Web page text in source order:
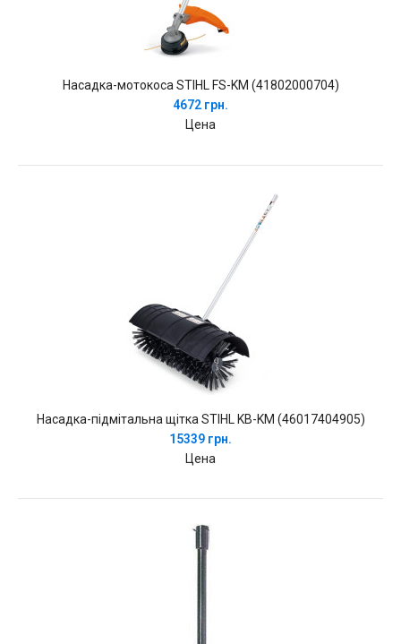
Насадка-мотокоса STIHL FS-KM (41802000704)
4672 грн.
Цена
Насадка-підмітальна щітка STIHL KB-KM (46017404905)
15339 грн.
Цена